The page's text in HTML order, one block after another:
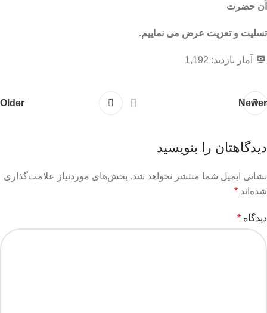
آن حضرت
تسلیت و تعزیت عرض می نماییم.
آمار بازدید: 1,192
Newer
Older
دیدگاهتان را بنویسید
نشانی ایمیل شما منتشر نخواهد شد. بخش‌های موردنیاز علامت‌گذاری
شده‌اند *
دیدگاه *